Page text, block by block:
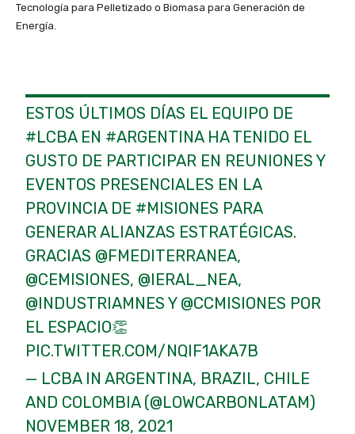
Tecnología para Pelletizado o Biomasa para Generación de
Energía.
ESTOS ÚLTIMOS DÍAS EL EQUIPO DE
#LCBAEN #ARGENTINAHA TENIDO EL
GUSTO DE PARTICIPAR EN REUNIONES Y
EVENTOS PRESENCIALES EN LA
PROVINCIA DE #MISIONES PARA
GENERAR ALIANZAS ESTRATÉGICAS.
GRACIAS @FMEDITERRANEA,
@CEMISIONES, @IERAL_NEA,
@INDUSTRIAMNES Y @CCMISIONES POR
EL ESPACIO👏
PIC.TWITTER.COM/NQIF1AKA7B
— LCBA IN ARGENTINA, BRAZIL, CHILE
AND COLOMBIA (@LOWCARBONLATAM)
NOVEMBER 18, 2021